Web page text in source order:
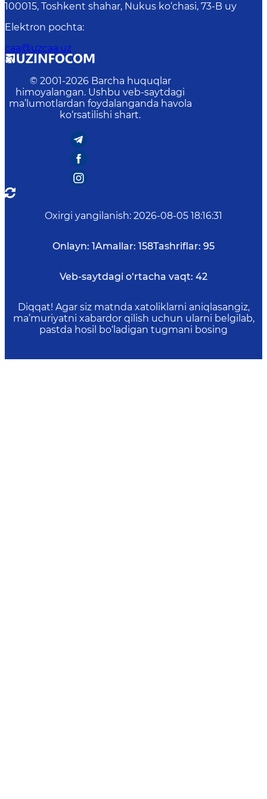
100015, Toshkent shahar, Nukus ko‘chasi, 73-B uу
Elektron pochta:
caa@uzcaa.uz
© 2001-2026 Barcha huquqlar
himoyalangan. Ushbu veb-saytdagi
ma’lumotlardan foydalanganda havola
ko‘rsatilishi shart.
Oxirgi yangilanish: 2026-08-05 18:16:31
Onlayn: 1Amallar: 158Tashriflar: 95
Veb-saytdagi o‘rtacha vaqt: 42
Diqqat! Agar siz matnda xatoliklarni aniqlasangiz,
ma’muriyatni xabardor qilish uchun ularni belgilab,
pastda hosil bo‘ladigan tugmani bosing